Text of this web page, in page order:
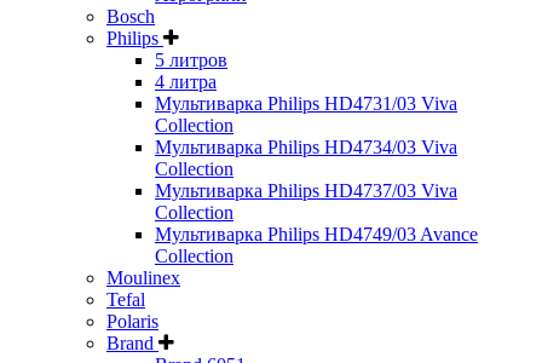
Bosch
Philips
5 литров
4 литра
Мультиварка Philips HD4731/03 Viva
Collection
Мультиварка Philips HD4734/03 Viva
Collection
Мультиварка Philips HD4737/03 Viva
Collection
Мультиварка Philips HD4749/03 Avance
Collection
Moulinex
Tefal
Polaris
Brand